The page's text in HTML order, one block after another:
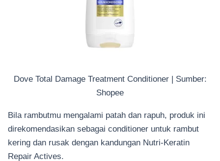
Dove Total Damage Treatment Conditioner | Sumber:
Shopee
Bila rambutmu mengalami patah dan rapuh, produk ini
direkomendasikan sebagai conditioner untuk rambut
kering dan rusak dengan kandungan Nutri-Keratin
Repair Actives.